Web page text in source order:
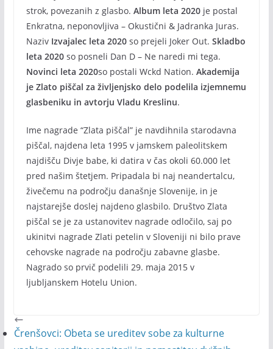
strok, povezanih z glasbo. Album leta 2020je postal
Enkratna, neponovljiva – Okustični & Jadranka Juras.
Naziv Izvajalec leta 2020so prejeli Joker Out. Skladbo
leta 2020so posneli Dan D – Ne naredi mi tega.
Novinci leta 2020so postali Wckd Nation. Akademija
je Zlato piščal za življenjsko delo podelila izjemnemu
glasbeniku in avtorju Vladu Kreslinu.
Ime nagrade “Zlata piščal” je navdihnila starodavna
piščal, najdena leta 1995 v jamskem paleolitskem
najdišču Divje babe, ki datira v čas okoli 60.000 let
pred našim štetjem. Pripadala bi naj neandertalcu,
živečemu na področju današnje Slovenije, in je
najstarejše doslej najdeno glasbilo. Društvo Zlata
piščal se je za ustanovitev nagrade odločilo, saj po
ukinitvi nagrade Zlati petelin v Sloveniji ni bilo prave
cehovske nagrade na področju zabavne glasbe.
Nagrado so prvič podelili 29. maja 2015 v
ljubljanskem Hotelu Union.
Črenšovci: Obeta se ureditev sobe za kulturne